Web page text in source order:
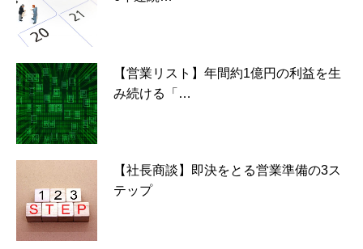
【営業リスト】年間約1億円の利益を生
み続ける「…
【社長商談】即決をとる営業準備の3ス
テップ